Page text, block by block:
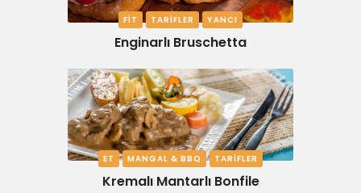
FIT TARIFLER YANCI
Enginarlı Bruschetta
ET MANGAL & BBQ TARIFLER
Kremalı Mantarlı Bonfile